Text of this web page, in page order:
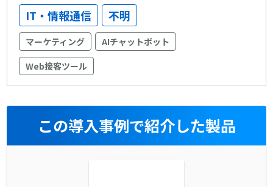
IT・情報通信 不明
マーケティング
AIチャットボット
Web接客ツール
この導入事例で紹介した製品